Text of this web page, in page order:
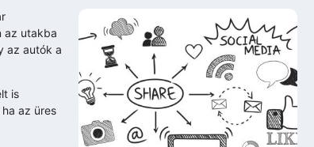
az utakba
az autók a
is
az üres